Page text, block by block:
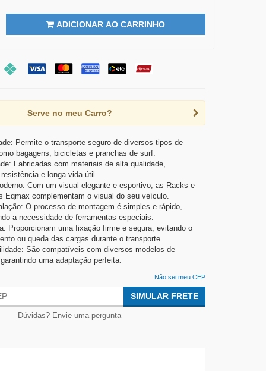
ADICIONAR AO CARRINHO
Serve no meu Carro?
Permite o transporte seguro de diversos tipos de
bagagens, bicicletas e pranchas de surf.
Fabricadas com materiais de alta qualidade,
e longa vida útil.
Com um visual elegante e esportivo, as Racks e
Eqmax complementam o visual do seu veículo.
O processo de montagem é simples e rápido,
a necessidade de ferramentas especiais.
Proporcionam uma fixação firme e segura, evitando o
ou queda das cargas durante o transporte.
São compatíveis com diversos modelos de
uma adaptação perfeita.
Não sei meu CEP
SIMULAR FRETE
Dúvidas? Envie uma pergunta